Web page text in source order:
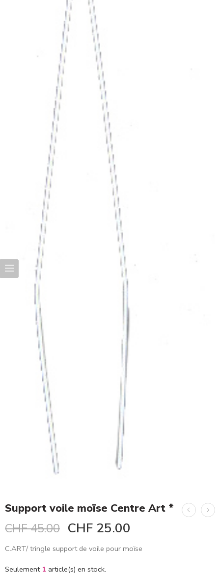
Support voile moïse Centre Art *
CHF45.00 CHF 25.00
C.ART/ tringle support de voile pour moïse
Seulement 1 article(s) en stock.